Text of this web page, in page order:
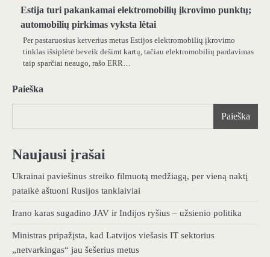
Estija turi pakankamai elektromobilių įkrovimo punktų;
automobilių pirkimas vyksta lėtai
Per pastaruosius ketverius metus Estijos elektromobilių įkrovimo
tinklas išsiplėtė beveik dešimt kartų, tačiau elektromobilių pardavimas
taip sparčiai neaugo, rašo ERR…
Paieška
Paieška
Naujausi įrašai
Ukrainai paviešinus streiko filmuotą medžiagą, per vieną naktį
pataikė aštuoni Rusijos tanklaiviai
Irano karas sugadino JAV ir Indijos ryšius – užsienio politika
Ministras pripažįsta, kad Latvijos viešasis IT sektorius
„netvarkingas“ jau šešerius metus